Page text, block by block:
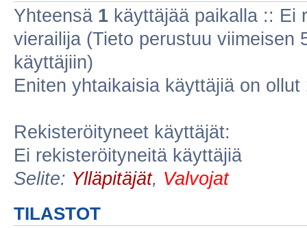
Yhteensä 1 käyttäjää paikalla :: Ei
vierailija (Tieto perustuu viimeisen
käyttäjiin)
Eniten yhtaikaisia käyttäjiä on ollut
Rekisteröityneet käyttäjät:
Ei rekisteröityneitä käyttäjiä
Selite: Ylläpitäjät, Valvojat
TILASTOT